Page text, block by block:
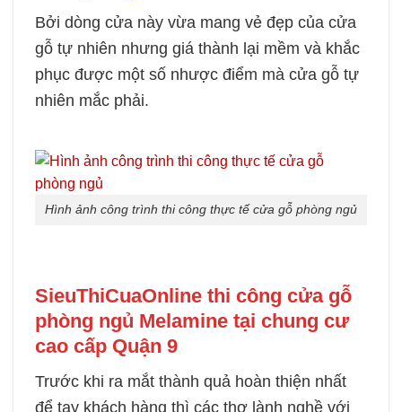
Bởi dòng cửa này vừa mang vẻ đẹp của cửa
gỗ tự nhiên nhưng giá thành lại mềm và khắc
phục được một số nhược điểm mà cửa gỗ tự
nhiên mắc phải.
Hình ảnh công trình thi công thực tế cửa gỗ phòng ngủ
SieuThiCuaOnline thi công cửa gỗ
phòng ngủ Melamine tại chung cư
cao cấp Quận 9
Trước khi ra mắt thành quả hoàn thiện nhất
để tay khách hàng thì các thợ lành nghề với